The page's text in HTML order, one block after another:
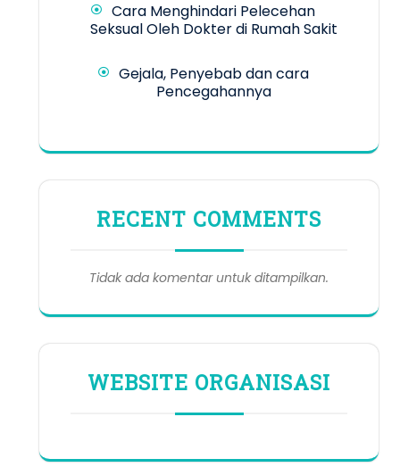
Cara Menghindari Pelecehan
Seksual Oleh Dokter di Rumah Sakit
Gejala, Penyebab dan cara
Pencegahannya
RECENT COMMENTS
Tidak ada komentar untuk ditampilkan.
WEBSITE ORGANISASI